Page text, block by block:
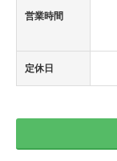
営業時間
定休日